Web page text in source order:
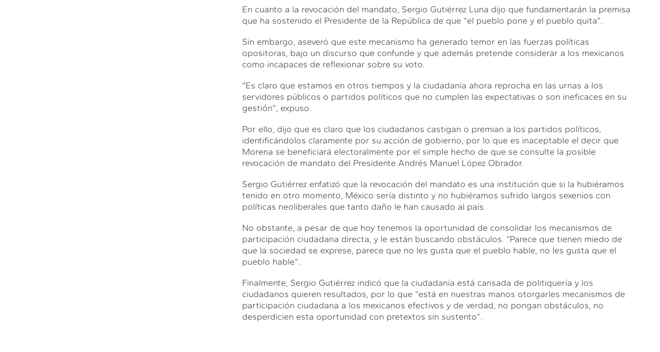
En cuanto a la revocación del mandato, Sergio Gutiérrez Luna dijo que fundamentarán la premisa
que ha sostenido el Presidente de la República de que “el pueblo pone y el pueblo quita”.
Sin embargo, aseveró que este mecanismo ha generado temor en las fuerzas políticas
opositoras, bajo un discurso que confunde y que además pretende considerar a los mexicanos
como incapaces de reflexionar sobre su voto.
“Es claro que estamos en otros tiempos y la ciudadanía ahora reprocha en las urnas a los
servidores públicos o partidos políticos que no cumplen las expectativas o son ineficaces en su
gestión”, expuso.
Por ello, dijo que es claro que los ciudadanos castigan o premian a los partidos políticos,
identificándolos claramente por su acción de gobierno, por lo que es inaceptable el decir que
Morena se beneficiará electoralmente por el simple hecho de que se consulte la posible
revocación de mandato del Presidente Andrés Manuel López Obrador.
Sergio Gutiérrez enfatizó que la revocación del mandato es una institución que si la hubiéramos
tenido en otro momento, México sería distinto y no hubiéramos sufrido largos sexenios con
políticas neoliberales que tanto daño le han causado al país.
No obstante, a pesar de que hoy tenemos la oportunidad de consolidar los mecanismos de
participación ciudadana directa, y le están buscando obstáculos. “Parece que tienen miedo de
que la sociedad se exprese, parece que no les gusta que el pueblo hable, no les gusta que el
pueblo hable”.
Finalmente, Sergio Gutiérrez indicó que la ciudadanía está cansada de politiquería y los
ciudadanos quieren resultados, por lo que “está en nuestras manos otorgarles mecanismos de
participación ciudadana a los mexicanos efectivos y de verdad, no pongan obstáculos, no
desperdicien esta oportunidad con pretextos sin sustento”.